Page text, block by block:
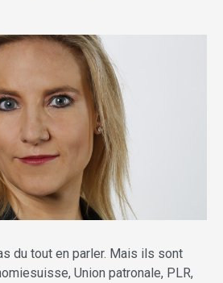
du tout en parler. Mais ils sont
Union patronale, PLR,